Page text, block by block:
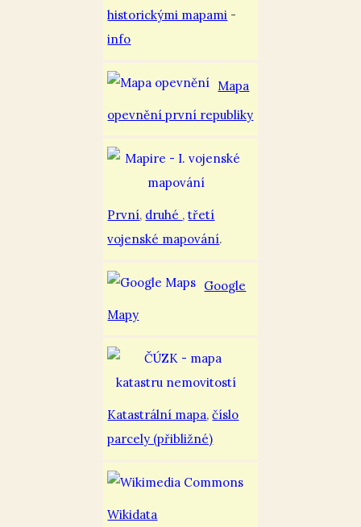
historickými mapami -
info
Mapa
opevnění první republiky
První, druhé ,třetí
vojenské mapování.
Google
Mapy
Katastrální mapa,číslo
parcely (přibližné)
Wikidata